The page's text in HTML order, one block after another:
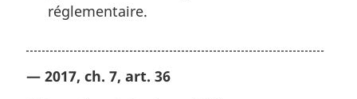
réglementaire.
— 2017, ch. 7, art. 36